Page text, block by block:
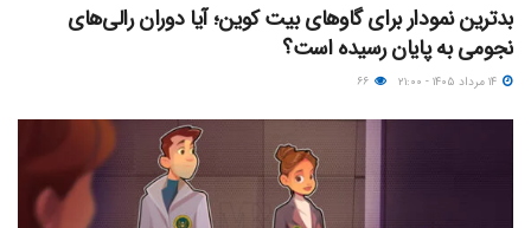
بدترین نمودار برای گاوهای بیت کوین؛ آیا دوران رالی‌های
نجومی به پایان رسیده است؟